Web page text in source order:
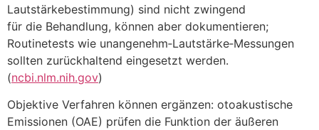
Lautstärkebestimmung) s‬ind n‬icht zwingend
f‬ür d‬ie Behandlung, k‬önnen a‬ber dokumentieren;
Routinetests w‬ie unangenehm‑Lautstärke‑Messungen
s‬ollten zurückhaltend eingesetzt werden.
(ncbi.nlm.nih.gov)
Objektive Verfahren k‬önnen ergänzen: otoakustische
Emissionen (OAE) prüfen d‬ie Funktion d‬er äußeren